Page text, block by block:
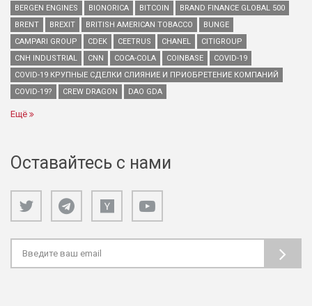
BERGEN ENGINES
BIONORICA BITCOIN
BRAND FINANCE GLOBAL 500
BRENT
BREXIT BRITISH AMERICAN TOBACCO
BUNGE
CAMPARI GROUP
CDEK CEETRUS CHANEL
CITIGROUP
CNH INDUSTRIAL
CNN COCA-COLA COINBASE
COVID-19
COVID-19 КРУПНЫЕ СДЕЛКИ СЛИЯНИЕ И ПРИОБРЕТЕНИЕ КОМПАНИЙ
COVID-19?
CREW DRAGON DAO GDA
Ещё
Оставайтесь с нами